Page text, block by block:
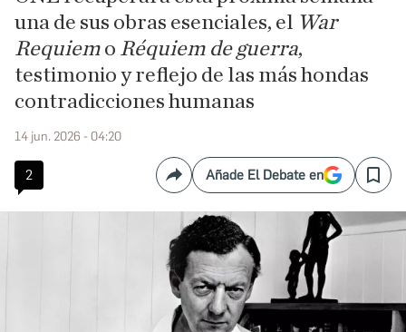
una de sus obras esenciales, el War
Requiem o Réquiem de guerra,
testimonio y reflejo de las más hondas
contradicciones humanas
14 jun. 2026 - 04:20
2 CompartirAñade El Debate en Save